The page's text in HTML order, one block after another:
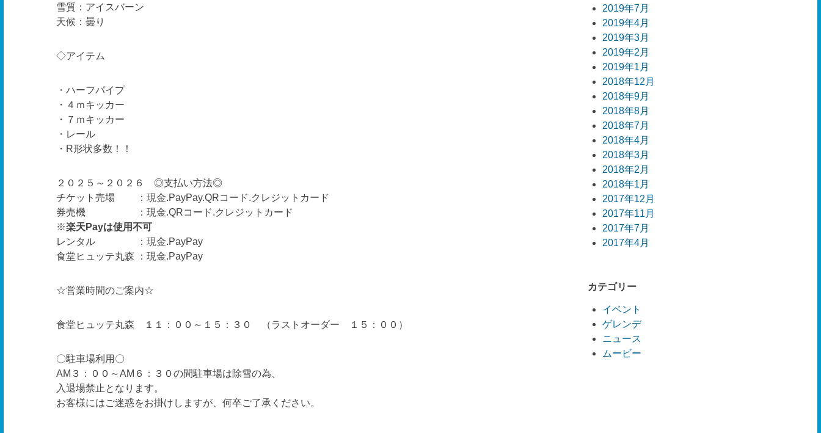
雪質：アイスバーン
天候：曇り
◇アイテム
・ハーフパイプ
・４ｍキッカー
・７ｍキッカー
・レール
・R形状多数！！
２０２５～２０２６ ◎支払い方法◎
チケット売場 ：現金.PayPay.QRコード.クレジットカード
券売機 ：現金.QRコード.クレジットカード
※楽天Payは使用不可
レンタル ：現金.PayPay
食堂ヒュッテ丸森 ：現金.PayPay
☆営業時間のご案内☆
食堂ヒュッテ丸森 １１：００～１５：３０ （ラストオーダー １５：００）
〇駐車場利用〇
AM３：００～AM６：３０の間駐車場は除雪の為、
入退場禁止となります。
お客様にはご迷惑をお掛けしますが、何卒ご了承ください。
2019年7月
2019年4月
2019年3月
2019年2月
2019年1月
2018年12月
2018年9月
2018年8月
2018年7月
2018年4月
2018年3月
2018年2月
2018年1月
2017年12月
2017年11月
2017年7月
2017年4月
カテゴリー
イベント
ゲレンデ
ニュース
ムービー